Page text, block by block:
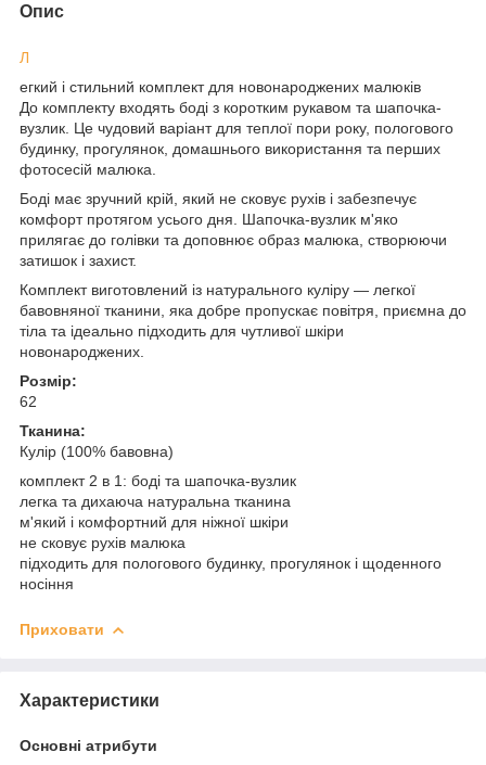
Опис
Л
егкий і стильний комплект для новонароджених малюків
До комплекту входять боді з коротким рукавом та шапочка-
вузлик. Це чудовий варіант для теплої пори року, пологового
будинку, прогулянок, домашнього використання та перших
фотосесій малюка.
Боді має зручний крій, який не сковує рухів і забезпечує
комфорт протягом усього дня. Шапочка-вузлик м'яко
прилягає до голівки та доповнює образ малюка, створюючи
затишок і захист.
Комплект виготовлений із натурального куліру — легкої
бавовняної тканини, яка добре пропускає повітря, приємна до
тіла та ідеально підходить для чутливої шкіри
новонароджених.
Розмір:
62
Тканина:
Кулір (100% бавовна)
комплект 2 в 1: боді та шапочка-вузлик
легка та дихаюча натуральна тканина
м'який і комфортний для ніжної шкіри
не сковує рухів малюка
підходить для пологового будинку, прогулянок і щоденного
носіння
Приховати
Характеристики
Основні атрибути